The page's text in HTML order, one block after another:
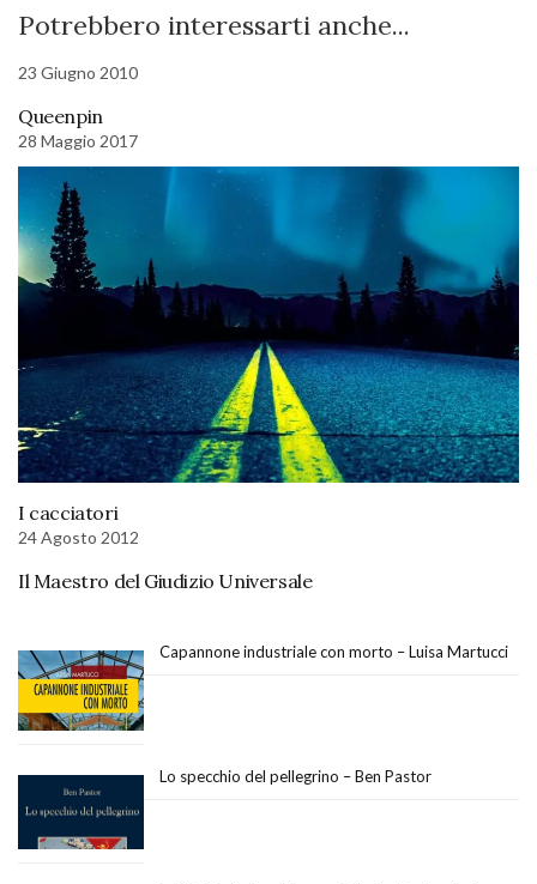
Potrebbero interessarti anche...
23 Giugno 2010
Queenpin
28 Maggio 2017
I cacciatori
24 Agosto 2012
Il Maestro del Giudizio Universale
Capannone industriale con morto – Luisa Martucci
Lo specchio del pellegrino – Ben Pastor